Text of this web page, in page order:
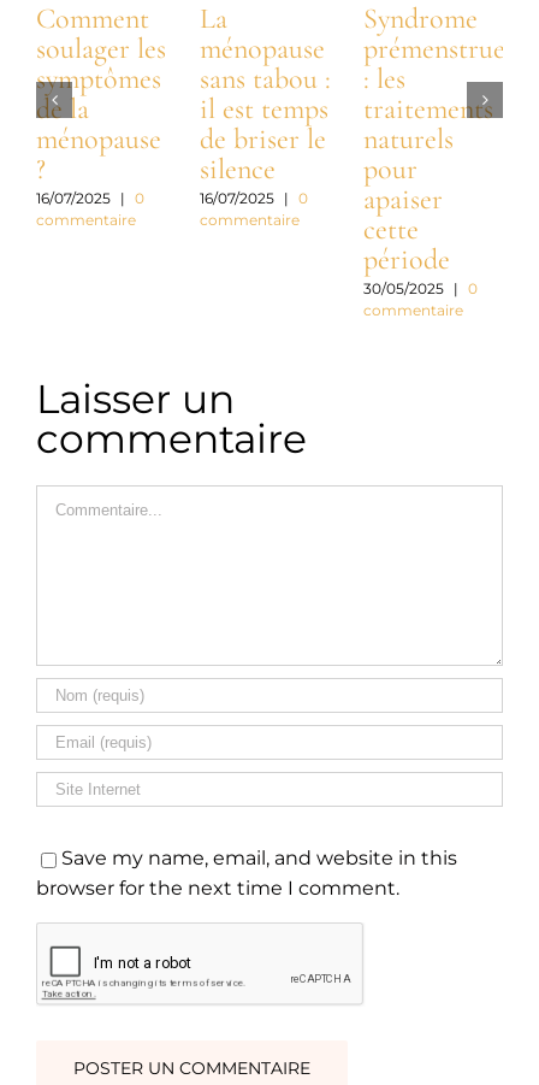
Comment
soulager les
symptômes
de la
ménopause
?
16/07/2025 | 0
commentaire
La
ménopause
sans tabou :
il est temps
de briser le
silence
16/07/2025 | 0
commentaire
Syndrome
prémenstruel
: les
traitements
naturels
pour
apaiser
cette
période
30/05/2025 | 0
commentaire
Laisser un
commentaire
Commentaire
Save my name, email, and website in this
browser for the next time I comment.